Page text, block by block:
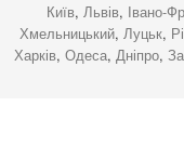
Київ, Львів, Івано-
Хмельницький, Луцьк,
Харків, Одеса, Дніпро,